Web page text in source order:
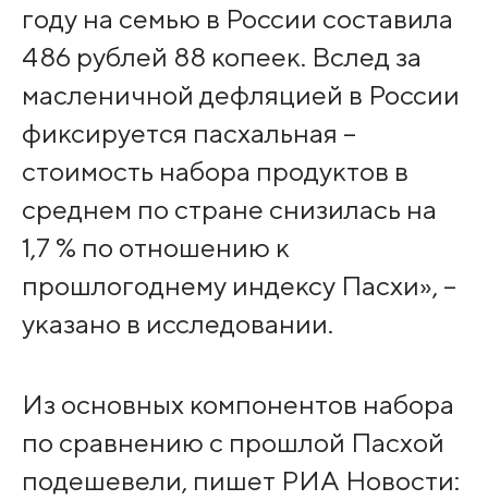
году на семью в России составила
486 рублей 88 копеек. Вслед за
масленичной дефляцией в России
фиксируется пасхальная –
стоимость набора продуктов в
среднем по стране снизилась на
1,7 % по отношению к
прошлогоднему индексу Пасхи», –
указано в исследовании.
Из основных компонентов набора
по сравнению с прошлой Пасхой
подешевели, пишет РИА Новости: